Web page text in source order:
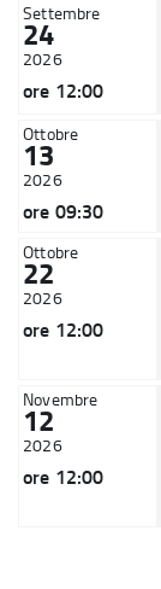
Settembre
24
2026
ore 12:00
Ottobre
13
2026
ore 09:30
Ottobre
22
2026
ore 12:00
Novembre
12
2026
ore 12:00